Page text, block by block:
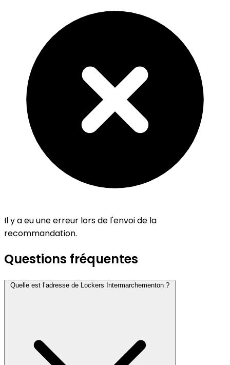
Il y a eu une erreur lors de l'envoi de la
recommandation.
Questions fréquentes
Quelle est l’adresse de Lockers Intermarchementon ?